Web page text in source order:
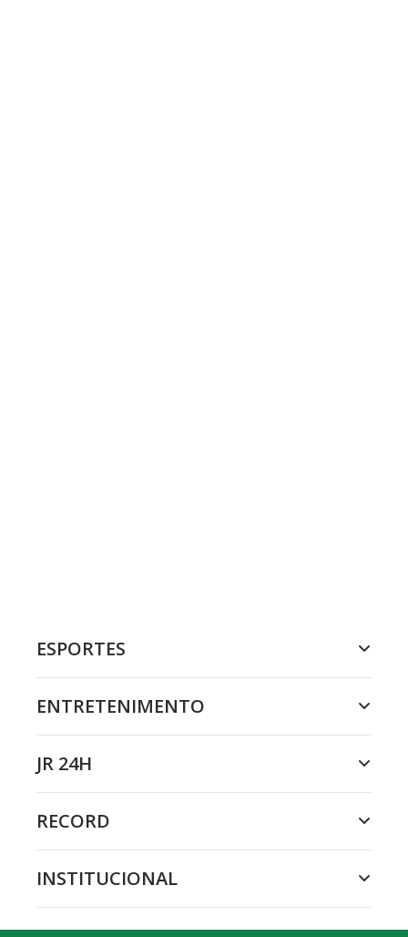
ESPORTES
ENTRETENIMENTO
JR 24H
RECORD
INSTITUCIONAL